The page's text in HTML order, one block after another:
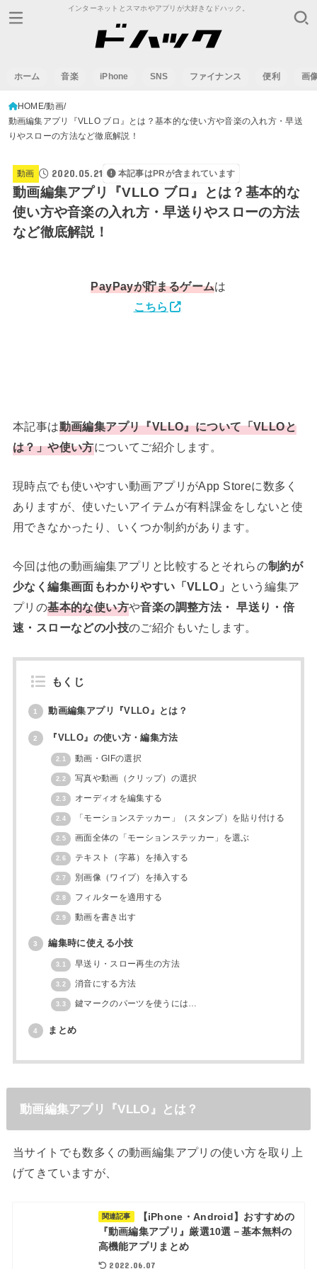
インターネットとスマホやアプリが大好きなドハック。
ホーム 音楽 iPhone SNS ファイナンス 便利 画
HOME 動画
動画編集アプリ『VLLO ブロ』とは？基本的な使い方や音楽の入れ方・早送
りやスローの方法など徹底解説！
動画 2020.05.21 本記事はPRが含まれています
動画編集アプリ『VLLO ブロ』とは？基本的な
使い方や音楽の入れ方・早送りやスローの方法
など徹底解説！
PayPayが貯まるゲームは
こちら
本記事は動画編集アプリ『VLLO』について「VLLOと
は？」や使い方についてご紹介します。
現時点でも使いやすい動画アプリがApp Storeに数多く
ありますが、使いたいアイテムが有料課金をしないと使
用できなかったり、いくつか制約があります。
今回は他の動画編集アプリと比較するとそれらの制約が
少なく編集画面もわかりやすい「VLLO」
という編集ア
プリの基本的な使い方や音楽の調整方法・ 早送り・倍
速・スローなどの小技のご紹介もいたします。
もくじ
1 動画編集アプリ『VLLO』とは？
2 『VLLO』の使い方・編集方法
2.1 動画・GIFの選択
2.2 写真や動画（クリップ）の選択
2.3 オーディオを編集する
2.4 「モーションステッカー」（スタンプ）を貼り付ける
2.5 画面全体の「モーションステッカー」を選ぶ
2.6 テキスト（字幕）を挿入する
2.7 別画像（ワイプ）を挿入する
2.8 フィルターを適用する
2.9 動画を書き出す
3 編集時に使える小技
3.1 早送り・スロー再生の方法
3.2 消音にする方法
3.3 鍵マークのパーツを使うには…
4 まとめ
動画編集アプリ『VLLO』とは？
当サイトでも数多くの動画編集アプリの使い方を取り上
げてきていますが、
関連記事
【iPhone・Android】おすすめの
『動画編集アプリ』厳選10選－基本無料の
高機能アプリまとめ
2022.06.07